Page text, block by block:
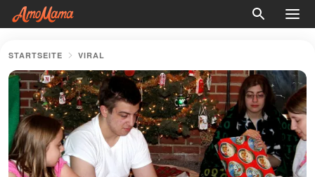
STARTSEITE VIRAL